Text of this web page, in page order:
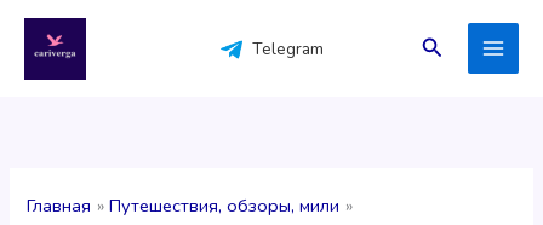
содержимому
Telegram Поиск
Главная Путешествия, обзоры, мили